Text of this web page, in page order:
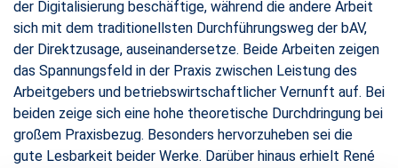
der Digitalisierung beschäftige, während die andere Arbeit
sich mit dem traditionellsten Durchführungsweg der bAV,
der Direktzusage, auseinandersetze. Beide Arbeiten zeigen
das Spannungsfeld in der Praxis zwischen Leistung des
Arbeitgebers und betriebswirtschaftlicher Vernunft auf. Bei
beiden zeige sich eine hohe theoretische Durchdringung bei
großem Praxisbezug. Besonders hervorzuheben sei die
gute Lesbarkeit beider Werke. Darüber hinaus erhielt René